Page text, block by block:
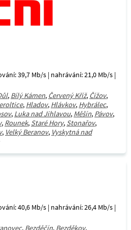
39,7 Mb/s | nahrávání: 21,0 Mb/s |
, Bílý Kámen, Červený Kříž, Čížov,
, Hladov, Hlávkov, Hybrálec,
, Luka nad Jihlavou, Měšín, Pávov,
, Rounek, Staré Hory, Stonařov,
, Velký Beranov, Vyskytná nad
40,6 Mb/s | nahrávání: 26,4 Mb/s |
, Bezděčín, Bezděkov,